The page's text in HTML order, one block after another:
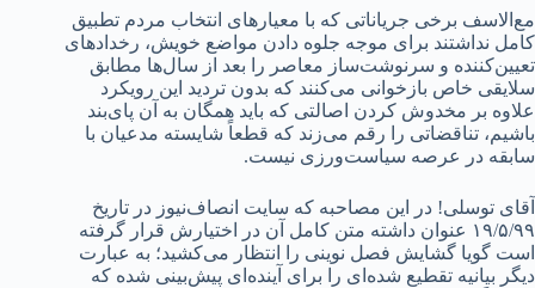
مع‌الاسف برخی جریاناتی که با معیارهای انتخاب مردم تطبیق
کامل نداشتند برای موجه جلوه دادن مواضع خویش، رخدادهای
تعیین‌کننده و سرنوشت‌ساز معاصر را بعد از سال‌ها مطابق
سلایقی خاص بازخوانی می‌کنند که بدون تردید این رویکرد
علاوه بر مخدوش کردن اصالتی که باید همگان به آن پای‌بند
باشیم، تناقضاتی را رقم می‌زند که قطعاً شایسته مدعیان با
سابقه در عرصه سیاست‌ورزی نیست.
آقای توسلی! در این مصاحبه که سایت انصاف‌نیوز در تاریخ
۱۹/۵/۹۹ عنوان داشته متن کامل آن در اختیارش قرار گرفته
است گویا گشایش فصل نوینی را انتظار می‌کشید؛ به عبارت
دیگر بیانیه تقطیع شده‌ای را برای آینده‌ای پیش‌بینی شده که